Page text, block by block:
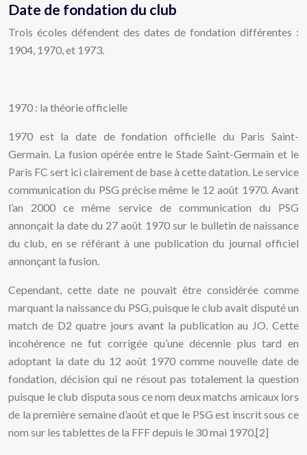
Date de fondation du club
Trois écoles défendent des dates de fondation différentes :
1904, 1970, et 1973.
1970 : la théorie officielle
1970 est la date de fondation officielle du Paris Saint-
Germain. La fusion opérée entre le Stade Saint-Germain et le
Paris FC sert ici clairement de base à cette datation. Le service
communication du PSG précise même le 12 août 1970. Avant
l’an 2000 ce même service de communication du PSG
annonçait la date du 27 août 1970 sur le bulletin de naissance
du club, en se référant à une publication du journal officiel
annonçant la fusion.
Cependant, cette date ne pouvait être considérée comme
marquant la naissance du PSG, puisque le club avait disputé un
match de D2 quatre jours avant la publication au JO. Cette
incohérence ne fut corrigée qu’une décennie plus tard en
adoptant la date du 12 août 1970 comme nouvelle date de
fondation, décision qui ne résout pas totalement la question
puisque le club disputa sous ce nom deux matchs amicaux lors
de la première semaine d’août et que le PSG est inscrit sous ce
nom sur les tablettes de la FFF depuis le 30 mai 1970.[2]